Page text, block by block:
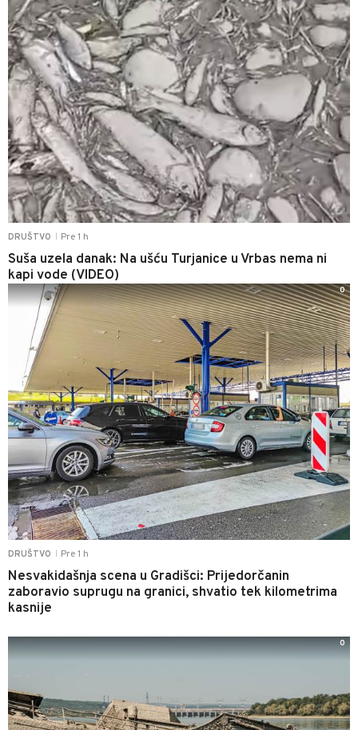
DRUŠTVO Pre 1 h
Suša uzela danak: Na ušću Turjanice u Vrbas nema ni
kapi vode (VIDEO)
DRUŠTVO Pre 1 h
Nesvakidašnja scena u Gradišci: Prijedorčanin
zaboravio suprugu na granici, shvatio tek kilometrima
kasnije
0
0